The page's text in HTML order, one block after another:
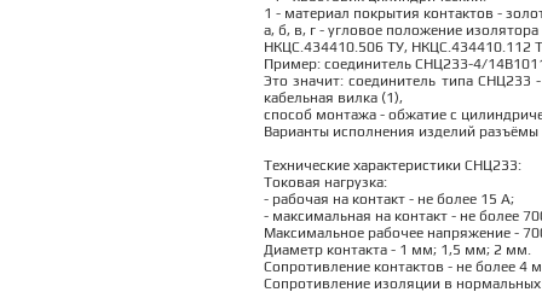
1 - материал покрытия контактов -
а, б, в, г - угловое положение
НКЦС.434410.506 ТУ, НКЦС.434410.112
Пример: соединитель СНЦ233-4/
Это значит: соединитель типа СНЦ233
кабельная вилка (1),
способ монтажа - обжатие с
Варианты исполнения изделий
Технические характеристики СНЦ233:
Токовая нагрузка:
- рабочая на контакт - не более 15 А;
- максимальная на контакт - не более
Максимальное рабочее напряжение -
Диаметр контакта - 1 мм; 1,5 мм; 2 мм.
Сопротивление контактов - не более 4
Сопротивление изоляции в